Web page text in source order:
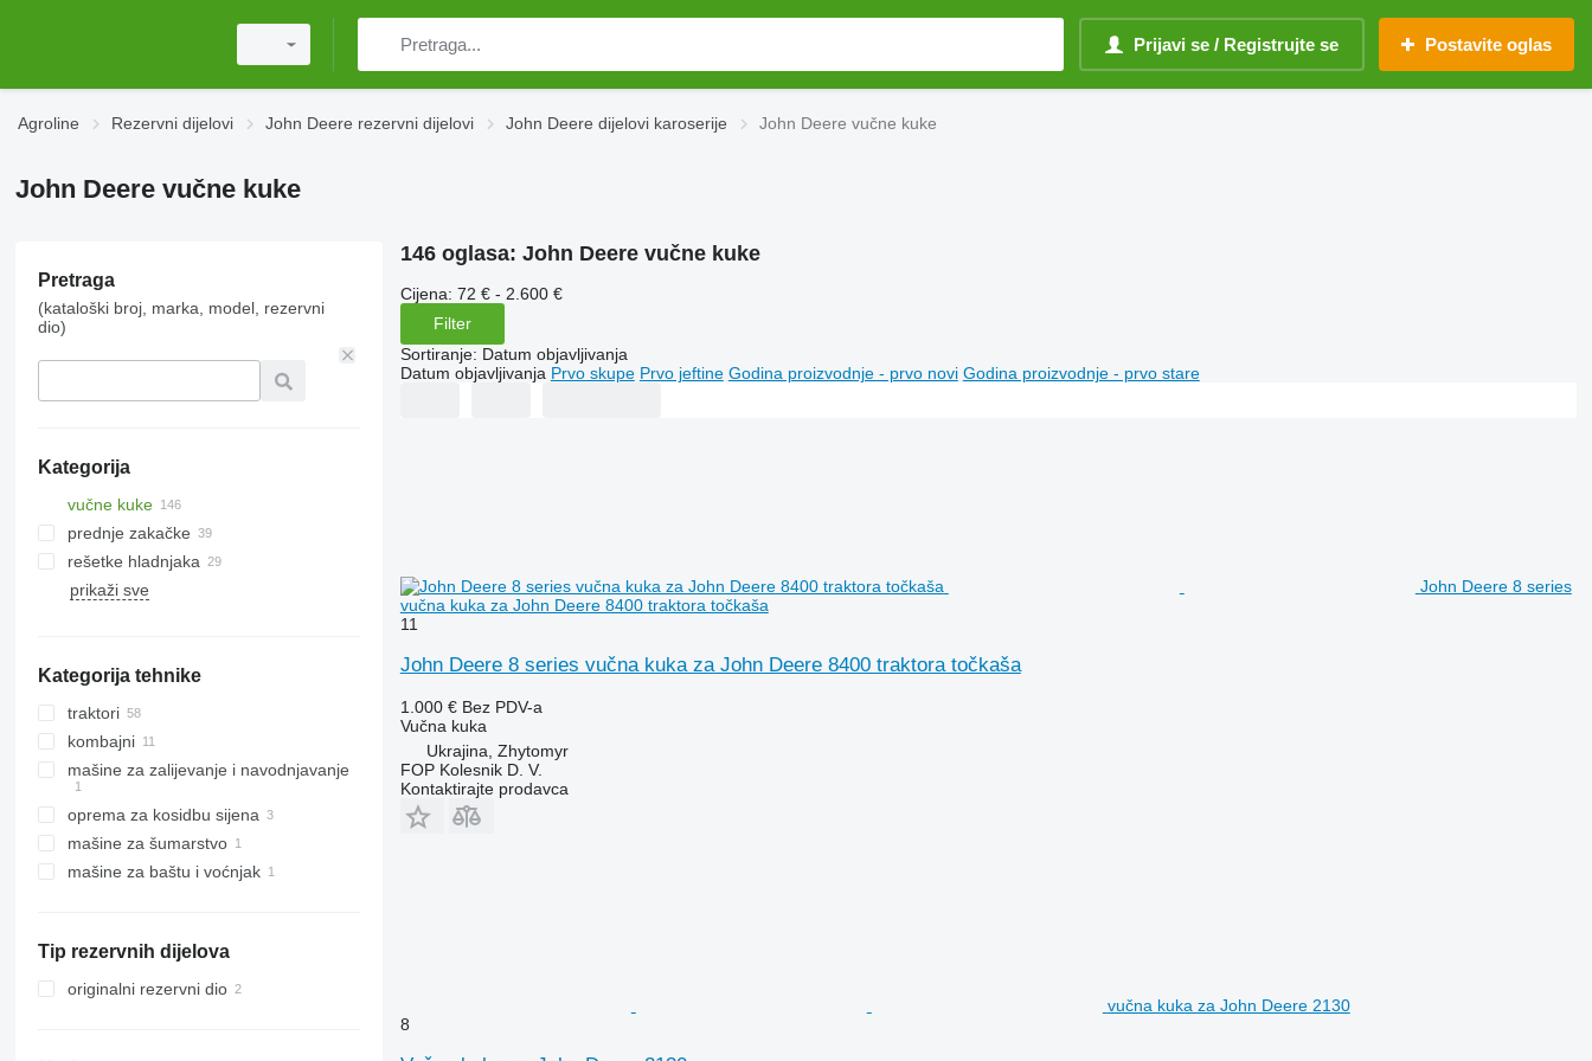
Prijavi se / Registrujte se Postavite oglas
Agroline Rezervni dijelovi John Deere rezervni dijelovi John Deere dijelovi karoserije John Deere vučne kuke
John Deere vučne kuke
Pretraga
(kataloški broj, marka, model, rezervni
dio)
Kategorija
vučne kuke
prednje zakačke
rešetke hladnjaka
prikaži sve
Kategorija tehnike
traktori
mini traktori
traktori točkaši
kombajni
kombajni za žito
mašine za zaliјеvanje i navodnjavanje
oprema za kosidbu sijena
mašine za šumarstvo
harvesteri
mašine za baštu i voćnjak
Tip rezervnih dijelova
originalni rezervni dio
146 oglasa: John Deere vučne kuke
Cijena: 72 € - 2.600 €
Filter
Sortiranje: Datum objavljivanja
Datum objavljivanja Prvo skupe Prvo jeftine Godina proizvodnje - prvo novi Godina proizvodnje - prvo stare
John Deere 8 series
vučna kuka za John Deere 8400 traktora točkaša
11
John Deere 8 series vučna kuka za John Deere 8400 traktora točkaša
1.000 € Bez PDV-a
Vučna kuka
Ukrajina, Zhytomyr
FOP Kolesnik D. V.
Kontaktirajte prodavca
vučna kuka za John Deere 2130
8